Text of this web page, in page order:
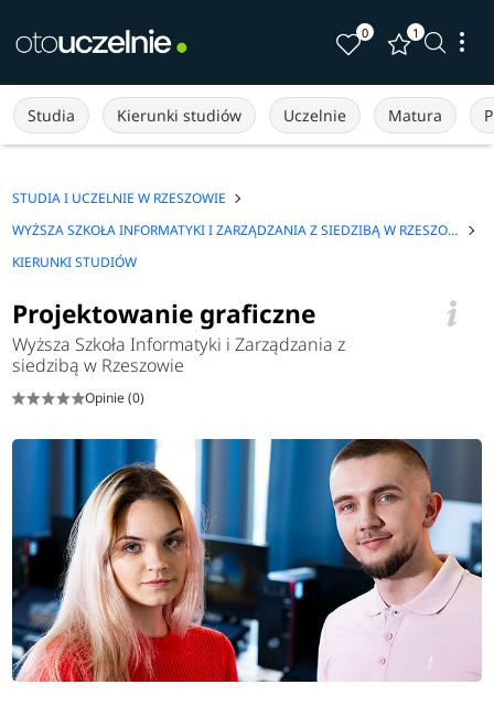
0 1
Studia Kierunki studiów Uczelnie Matura
STUDIA I UCZELNIE W RZESZOWIE
WYŻSZA SZKOŁA INFORMATYKI I ZARZĄDZANIA Z SIEDZIBĄ W RZESZOWIE
KIERUNKI STUDIÓW
Projektowanie graficzne
Wyższa Szkoła Informatyki i Zarządzania z
siedzibą w Rzeszowie
Opinie (0)